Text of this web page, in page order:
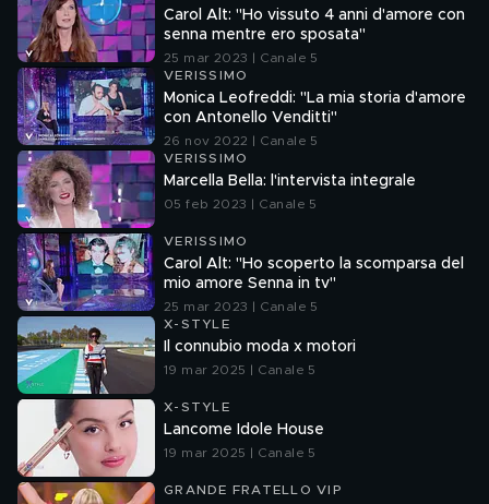
Carol Alt: "Ho vissuto 4 anni d'amore con
senna mentre ero sposata"
25 mar 2023 | Canale 5
VERISSIMO
Monica Leofreddi: "La mia storia d'amore
con Antonello Venditti"
26 nov 2022 | Canale 5
VERISSIMO
Marcella Bella: l'intervista integrale
05 feb 2023 | Canale 5
VERISSIMO
Carol Alt: "Ho scoperto la scomparsa del
mio amore Senna in tv"
25 mar 2023 | Canale 5
X-STYLE
Il connubio moda x motori
19 mar 2025 | Canale 5
X-STYLE
Lancome Idole House
19 mar 2025 | Canale 5
GRANDE FRATELLO VIP